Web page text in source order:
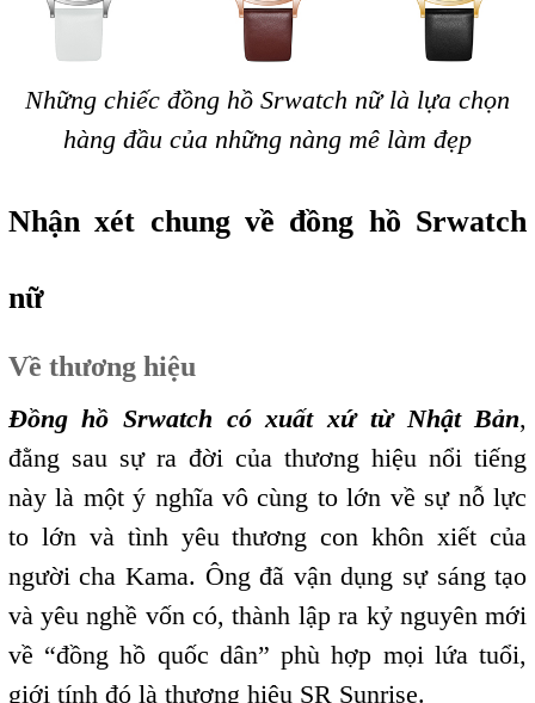
Những chiếc đồng hồ Srwatch nữ là lựa chọn
hàng đầu của những nàng mê làm đẹp
Nhận xét chung về đồng hồ Srwatch
nữ
Về thương hiệu
Đồng hồ Srwatch có xuất xứ từ Nhật Bản,
đằng sau sự ra đời của thương hiệu nổi tiếng
này là một ý nghĩa vô cùng to lớn về sự nỗ lực
to lớn và tình yêu thương con khôn xiết của
người cha Kama. Ông đã vận dụng sự sáng tạo
và yêu nghề vốn có, thành lập ra kỷ nguyên mới
về “đồng hồ quốc dân” phù hợp mọi lứa tuổi,
giới tính đó là thương hiệu SR Sunrise.